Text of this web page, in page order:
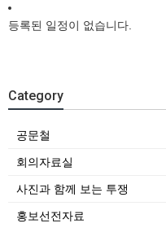
등록된 일정이 없습니다.
Category
공문철
회의자료실
사진과 함께 보는 투쟁
홍보선전자료